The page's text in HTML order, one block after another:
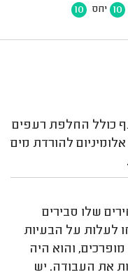
10 יחס 10
כולל החלפת רעפים
אלומיניום להורדת מים
שלו סבירים
לעלות על הבעיות
מופרכים, והוא היה
את העבודה. יש